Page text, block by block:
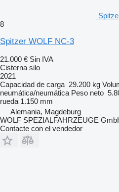
8
Spitzer WOLF NC-3
21.000 € Sin IVA
Cisterna silo
2021
Capacidad de carga 29.200 kg
neumática/neumática Peso neto
rueda 1.150 mm
Alemania, Magdeburg
WOLF SPEZIALFAHRZEUGE
Contacte con el vendedor